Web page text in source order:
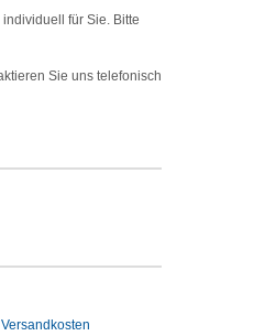
für Sie. Bitte
Sie uns telefonisch
Versandkosten